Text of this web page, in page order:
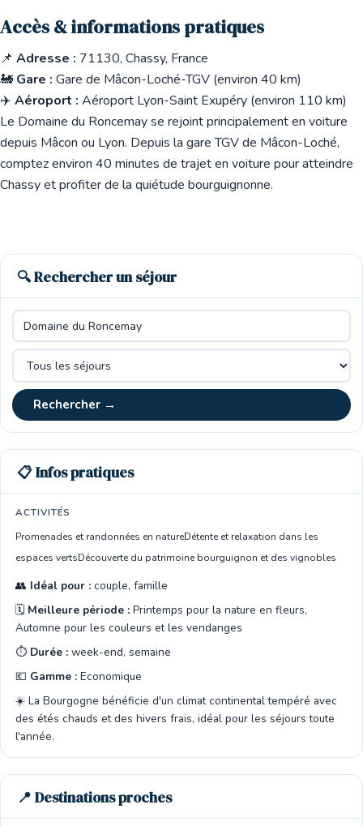
Accès & informations pratiques
📌 Adresse : 71130, Chassy, France
🚂 Gare : Gare de Mâcon-Loché-TGV (environ 40 km)
✈️ Aéroport : Aéroport Lyon-Saint Exupéry (environ 110 km)
Le Domaine du Roncemay se rejoint principalement en voiture
depuis Mâcon ou Lyon. Depuis la gare TGV de Mâcon-Loché,
comptez environ 40 minutes de trajet en voiture pour atteindre
Chassy et profiter de la quiétude bourguignonne.
🔍 Rechercher un séjour
Rechercher →
📋 Infos pratiques
ACTIVITÉS
Promenades et randonnées en natureDétente et relaxation dans les
espaces vertsDécouverte du patrimoine bourguignon et des vignobles
👥 Idéal pour : couple, famille
🗓️ Meilleure période : Printemps pour la nature en fleurs,
Automne pour les couleurs et les vendanges
⏱️ Durée : week-end, semaine
💶 Gamme : Economique
☀️ La Bourgogne bénéficie d'un climat continental tempéré avec
des étés chauds et des hivers frais, idéal pour les séjours toute
l'année.
📍 Destinations proches